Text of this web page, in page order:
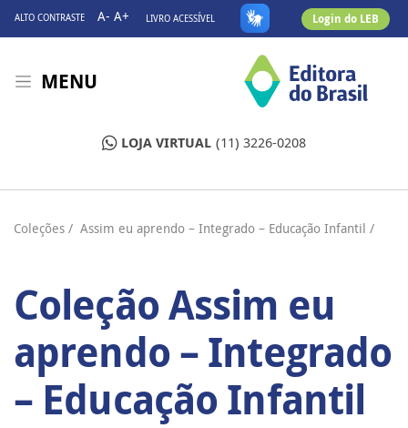
ALTO CONTRASTE A- A+ LIVRO ACESSÍVEL Login do LEB
MENU
LOJA VIRTUAL (11) 3226-0208
Coleções / Assim eu aprendo – Integrado – Educação Infantil /
Coleção Assim eu
aprendo – Integrado
– Educação Infantil